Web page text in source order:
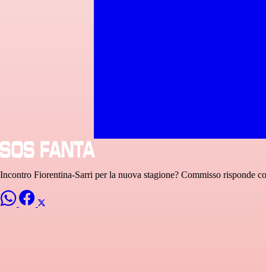
Incontro Fiorentina-Sarri per la nuova stagione? Commisso risponde